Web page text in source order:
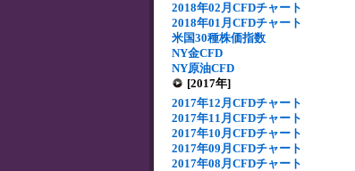
2018年02月CFDチャート
2018年01月CFDチャート
米国30種株価指数
NY金CFD
NY原油CFD
[2017年]
2017年12月CFDチャート
2017年11月CFDチャート
2017年10月CFDチャート
2017年09月CFDチャート
2017年08月CFDチャート